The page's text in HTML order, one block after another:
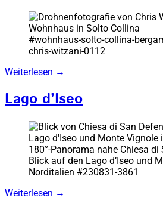
#wohnhaus-solto-collina-
chris-witzani-0112
Weiterlesen →
Lago d’Iseo
180°-Panorama nahe Chiesa di
Blick auf den Lago d’Iseo und
Norditalien #230831-3861
Weiterlesen →